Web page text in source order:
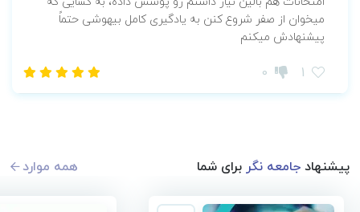
میخوان از صفر شروع کنن به یادگیری کامل بیهوشی حتماً
پیشنهادش میکنم
1
0
پیشنهادجامعه نگربرای شما همه موارد